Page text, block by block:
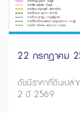
22 กรกฎาคม
ดัชนีราคาที่ดินเป
2 ปี 2569